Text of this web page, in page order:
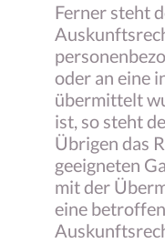
Ferner steht
oder an eine
übermittelt
ist, so steht
Übrigen das
geeigneten
mit der
eine